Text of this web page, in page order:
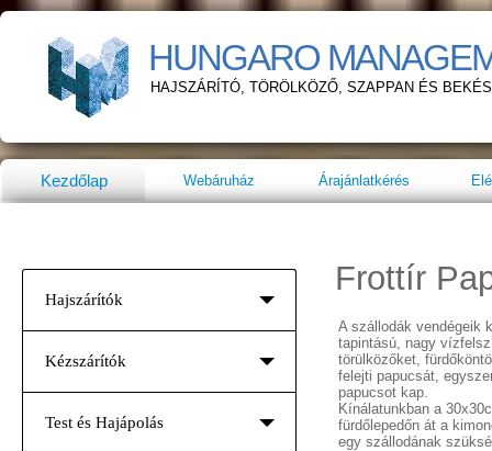
HUNGARO
HAJSZÁRÍTÓ, TÖRÖLKÖZŐ, SZAPPAN ÉS
Kezdőlap Webáruház Árajánlatkérés
Hajszárítók
Kézszárítók
Test és Hajápolás
Frottír
A szállodák vendégeik
tapintású, nagy
törülközőket,
felejti papucsát,
papucsot kap.
Kínálatunkban a
fürdőlepedőn át a
egy szállodának